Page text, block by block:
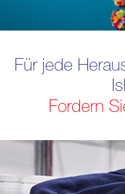
Für jede
Fordern